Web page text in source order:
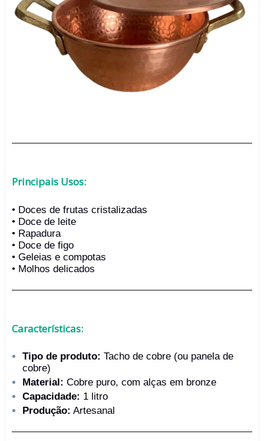
Principais Usos:
• Doces de frutas cristalizadas
• Doce de leite
• Rapadura
• Doce de figo
• Geleias e compotas
• Molhos delicados
Características:
Tipo de produto: Tacho de cobre (ou panela de
cobre)
Material: Cobre puro, com alças em bronze
Capacidade: 1 litro
Produção: Artesanal